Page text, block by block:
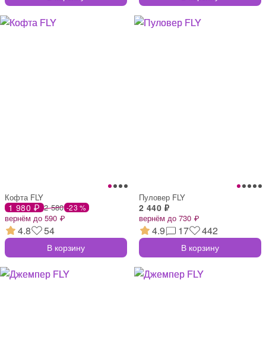
Кофта FLY
1 980 ₽ 2 580 -23 %
вернём до 590 ₽
4.8 54
В корзину
Пуловер FLY
2 440 ₽
вернём до 730 ₽
4.9 17 442
В корзину